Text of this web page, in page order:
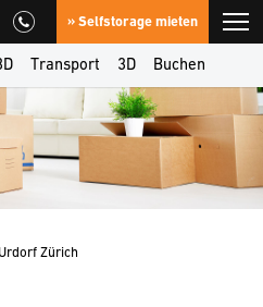
» Selfstorage mieten
Transport 3D Buchen
Zürich